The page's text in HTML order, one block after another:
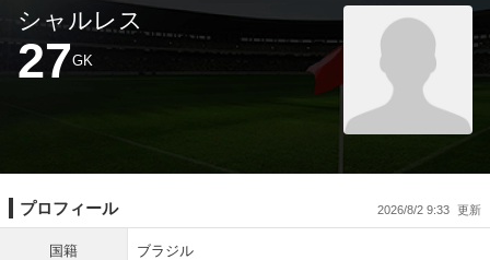
シャルレス
27GK
プロフィール 2026/8/2 9:33
国籍 ブラジル